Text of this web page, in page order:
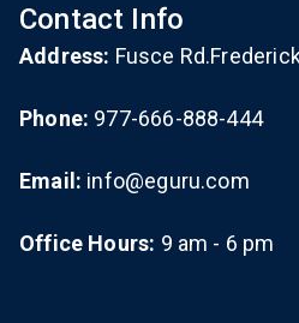
Contact Info
Address: Fusce
Phone: 977-666-888-444
Email: info@eguru.com
Office Hours: 9 am - 6 pm